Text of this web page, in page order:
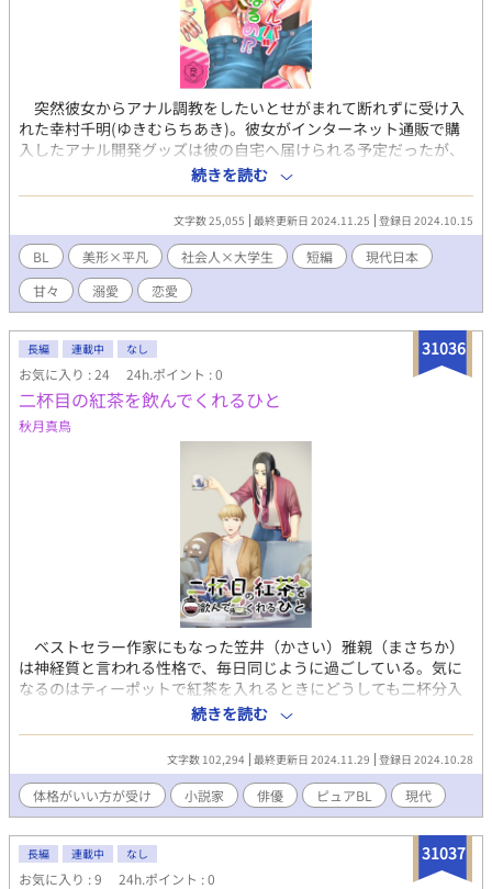
突然彼女からアナル調教をしたいとせがまれて断れずに受け入
れた幸村千明(ゆきむらちあき)。彼女がインターネット通販で購
入したアナル開発グッズは彼の自宅へ届けられる予定だったが、
住所入力ミスで全く違う場所に届けられていたことが発覚。すぐ
さま彼女に荷物を取りに行けと言われ断れず、素直にかの家へと
足を運ぶ。 訪れた邸宅の前には届いているはずのダンボールは
存在せず、仕方なくチャイムを鳴らして家人を呼ぶ千明の前に現
れたのは鹿嶋瑛太(かしまえいた)。すでに箱の中身を確認してい
た鹿嶋は、これを引き取りに来た千明の容姿を一目で気に入り、
彼を半ば強引に宅内に引き入れて……。
続きを読む
文字数 25,055 最終更新日 2024.11.25 登録日 2024.10.15
BL 美形×平凡 社会人×大学生 短編
現代日本
甘々
溺愛 恋愛
31036
長編 連載中 なし
お気に入り : 24 24h.ポイント : 0
二杯目の紅茶を飲んでくれるひと
秋月真鳥
ベストセラー作家にもなった笠井（かさい）雅親（まさちか）
は神経質と言われる性格で、毎日同じように過ごしている。気に
なるのはティーポットで紅茶を入れるときにどうしても二杯分入
ってしまって、残る一杯分だけ。 そんな雅親の元に、不倫スキ
ャンダルで身を隠さなければいけなくなった有名俳優の逆島（さ
かしま）恋（れん）が飛び込んでくる。恋のマネージャーが雅親
の姉だったために、恋と同居するしかなくなった雅親。 同居し
ていくうちに雅親の閉じた世界に変化が起こり、恋も成長してい
く。 全く違う二人が少しずつお互いを認めるボーイズラブスト
ーリー。
続きを読む
文字数 102,294 最終更新日 2024.11.29 登録日 2024.10.28
体格がいい方が受け 小説家 俳優 ピュアBL 現代
31037
長編 連載中 なし
お気に入り : 9 24h.ポイント : 0